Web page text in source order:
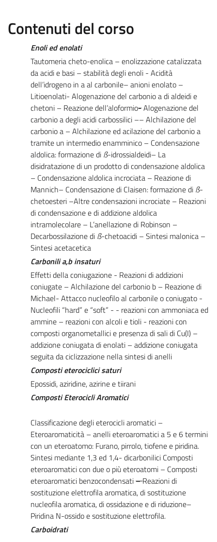
Contenuti del corso
Enoli ed enolati
Tautomeria cheto-enolica – enolizzazione catalizzata
da acidi e basi – stabilità degli enoli - Acidità
dell’idrogeno in a al carbonile– anioni enolato –
Litioenolati- Alogenazione del carbonio a di aldeidi e
chetoni – Reazione dell’aloformio-Alogenazione del
carbonio a degli acidi carbossilici –– Alchilazione del
carbonio a – Alchilazione ed acilazione del carbonio a
tramite un intermedio enamminico – Condensazione
aldolica: formazione di ß-idrossialdeidi– La
disidratazione di un prodotto di condensazione aldolica
– Condensazione aldolica incrociata – Reazione di
Mannich– Condensazione di Claisen: formazione di ß-
chetoesteri –Altre condensazioni incrociate – Reazioni
di condensazione e di addizione aldolica
intramolecolare – L’anellazione di Robinson –
Decarbossilazione di ß-chetoacidi – Sintesi malonica –
Sintesi acetacetica
Carbonilia,binsaturi
Effetti della coniugazione - Reazioni di addizioni
coniugate – Alchilazione del carbonio b – Reazione di
Michael- Attacco nucleofilo al carbonile o coniugato -
Nucleofili “hard” e “soft” - - reazioni con ammoniaca ed
ammine – reazioni con alcoli e tioli - reazioni con
composti organometallici e presenza di sali di Cu(I) –
addizione coniugata di enolati – addizione coniugata
seguita da ciclizzazione nella sintesi di anelli
Composti eterociclici saturi
Epossidi, aziridine, azirine e tiirani
Composti Eterocicli Aromatici
Classificazione degli eterocicli aromatici –
Eteroaromaticità – anelli eteroaromatici a 5 e 6 termini
con un eteroatomo: Furano, pirrolo, tiofene e piridina.
Sintesi mediante 1,3 ed 1,4- dicarbonilici Composti
eteroaromatici con due o più eteroatomi – Composti
eteroaromatici benzocondensati–Reazioni di
sostituzione elettrofila aromatica, di sostituzione
nucleofila aromatica, di ossidazione e di riduzione–
Piridina N-ossido e sostituzione elettrofila.
Carboidrati